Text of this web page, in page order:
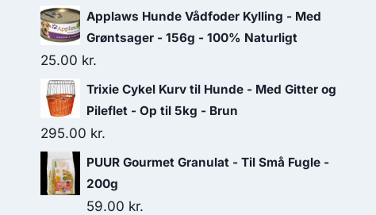
oprindelige
pris
50.00 kr..
aktuelle
pris
45.00 kr..
Applaws Hunde Vådfoder Kylling - Med
Grøntsager - 156g - 100% Naturligt
25.00 kr.
Trixie Cykel Kurv til Hunde - Med Gitter og
Pileflet - Op til 5kg - Brun
295.00 kr.
PUUR Gourmet Granulat - Til Små Fugle -
200g
59.00 kr.